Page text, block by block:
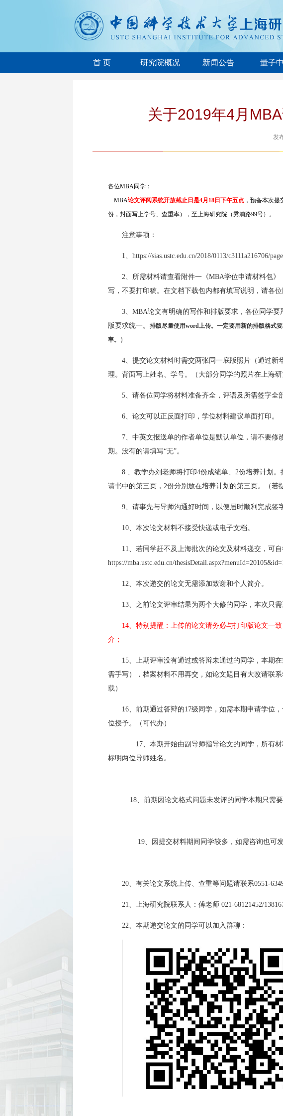
首 页 研究院概况 新闻公告 量子
关于2019年4月
发
各位MBA同学：
MBA论文评阅系统开放截止日是4月18日下午五点 ，预备本次
份，封面写上学号、查重率），至上海研究院（秀浦路99号）。
注意事项：
1、 https://sias.ustc.edu.cn/2018/0113/c3111a216706/
2、所需材料请查看附件一《MBA学位申请材料包
写，不要打印稿。在文档下载包内都有填写说明，请各位
3、MBA论文有明确的写作和排版要求，各位同学
版要求统一。 排版尽量使用word上传。一定要用新的排版格式
率。
）
4、提交论文材料时需交两张同一底版照片（通过
理。背面写上姓名、学号。（大部分同学的照片在上海
5、请各位同学将材料准备齐全，评语及所需签字全
6、论文可以正反面打印，学位材料建议单面打印。
7、 中英文报送单的作者单位是默认单位， 请不要修
期。没有的请填写“无”。
8 、教学办刘老师将打印4份成绩单、2份培养计划
请书中的第三页，2份分别放在培养计划的第三页。（
9、请事先与导师沟通好时间，以便届时顺利完成签
10、本次论文材料不接受快递或电子文档。
11、若同学赶不及上海批次的论文及材料递交，可
https://mba.ustc.edu.cn/
12、本次递交的论文无需添加致谢和个人简介。
13、之前论文评审结果为两个大修的同学，本次只
14、特别提醒：上传的论文请务必与打印版论文一
介；
15、上期评审没有通过或答辩未通过的同学，本期
需手写），档案材料不用再交，如论文题目有大改请联系
载）
16、前期通过答辩的17级同学，如需本期申请学位
位授予。（可代办）
17、本期开始由副导师指导论文的同学，所有材
标明两位导师姓名。
18、前期因论文格式问题未发评的同学本期只需
19、因提交材料期间同学较多，如需咨询也可发
20、有关论文系统上传、查重等问题请联系0551-
21、上海研究院联系人：傅老师 021-68121452/
22、本期递交论文的同学可以加入群聊：